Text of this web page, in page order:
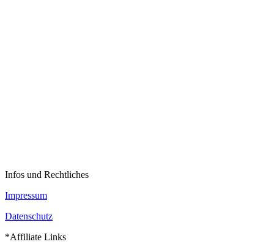
Infos und Rechtliches
Impressum
Datenschutz
*Affiliate Links